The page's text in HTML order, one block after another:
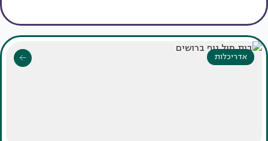
אדריכלות